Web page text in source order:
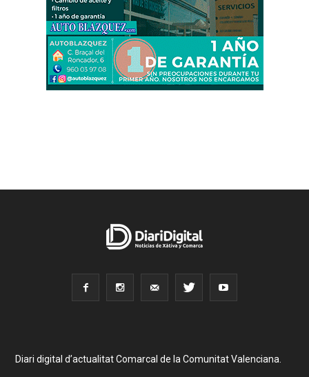
Diari digital d’actualitat Comarcal de la Comunitat Valenciana.